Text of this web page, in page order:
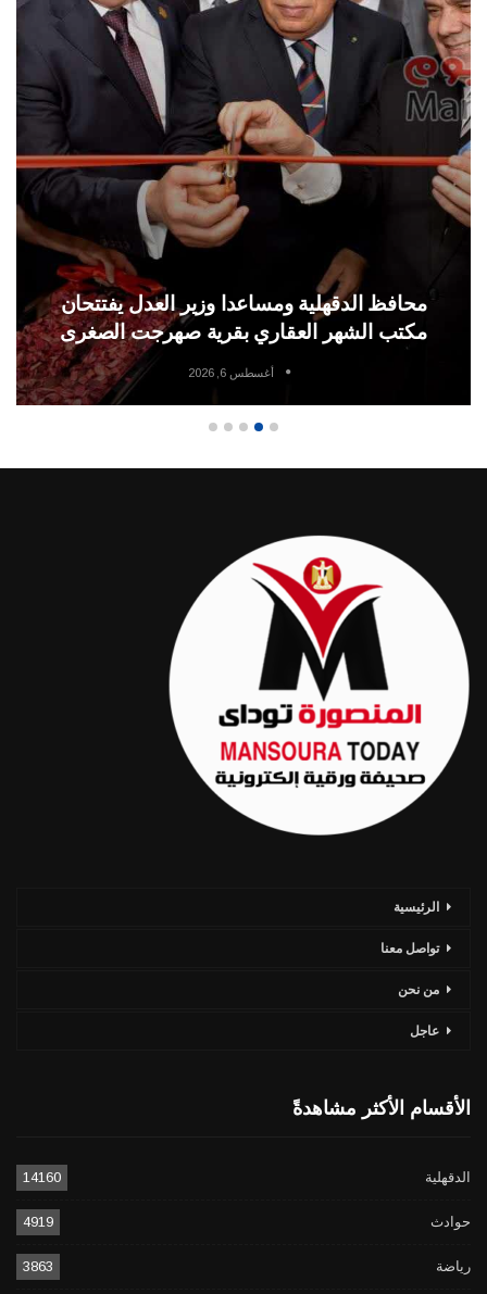
محافظ الدقهلية ومساعدا وزير العدل يفتتحان
مكتب الشهر العقاري بقرية صهرجت الصغرى
أغسطس 6, 2026
الرئيسية
تواصل معنا
من نحن
عاجل
الأقسام الأكثر مشاهدةً
الدقهلية 14160
حوادث 4919
رياضة 3863